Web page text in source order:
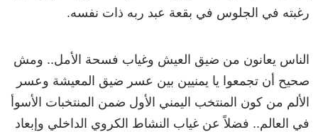
رغبته في الجلوس في بقعة عبد ربه ذات نفسه.
الناس يعانون من ضيق العيش وغياب فسحة الأمل.. ومش
صحيح أن تجمعوا يا يمنيين بين عسر ضيق المعيشة وعسر
الألم من كون المنتخب اليمني الأول ضمن المنتخبات الأسوأ
في العالم.. فضلاً عن غياب النشاط الكروي الداخلي وإبعاد